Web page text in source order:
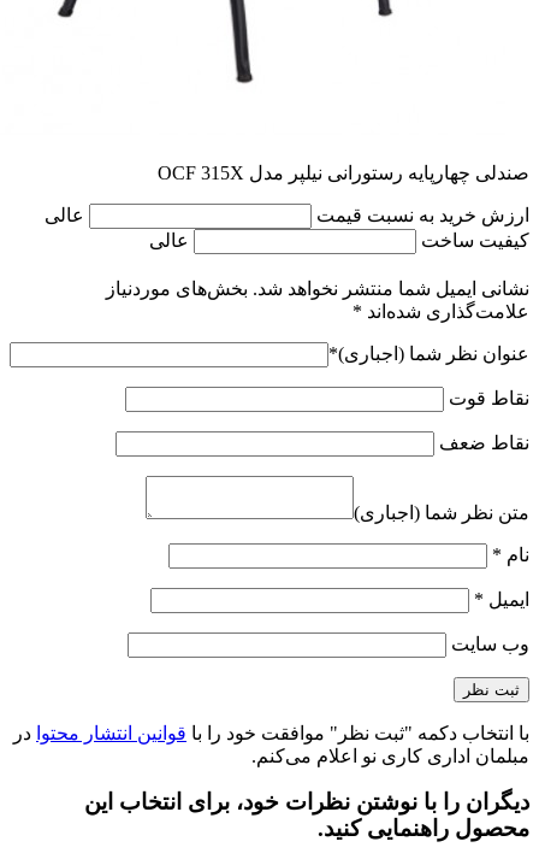
صندلی چهارپایه رستورانی نیلپر مدل OCF 315X
ارزش خرید به نسبت قیمت
عالی
کیفیت ساخت
عالی
نشانی ایمیل شما منتشر نخواهد شد. بخش‌های موردنیاز
علامت‌گذاری شده‌اند *
عنوان نظر شما (اجباری)*
نقاط قوت
نقاط ضعف
متن نظر شما (اجباری)
نام *
ایمیل *
وب‌ سایت
با انتخاب دکمه "ثبت نظر" موافقت خود را با قوانین انتشار محتوا در
مبلمان اداری کاری نو اعلام می‌کنم.
دیگران را با نوشتن نظرات خود، برای انتخاب این
محصول راهنمایی کنید.